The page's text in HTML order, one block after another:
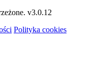
v3.0.12
Polityka cookies